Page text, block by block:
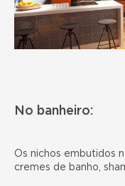
No banheiro:
Os nichos embutidos
cremes de banho,